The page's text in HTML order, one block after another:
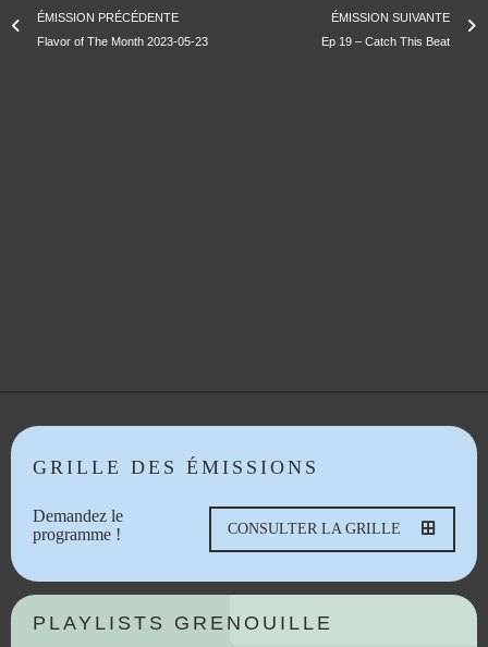
ÉMISSION PRÉCÉDENTE
Flavor of The Month 2023-05-23
ÉMISSION SUIVANTE
Ep 19 – Catch This Beat
GRILLE DES ÉMISSIONS
Demandez le
programme !
CONSULTER LA GRILLE
PLAYLISTS GRENOUILLE